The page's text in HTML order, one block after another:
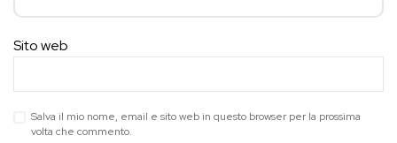
Sito web
Salva il mio nome, email e sito web in questo browser per la prossima
volta che commento.